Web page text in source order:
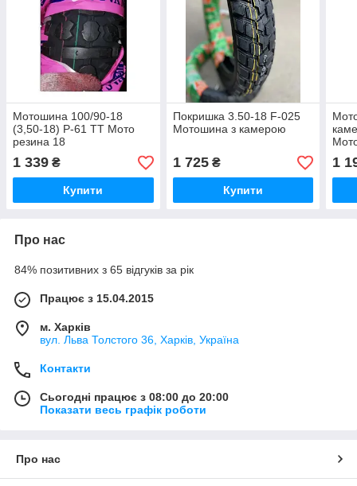
Мотошина 100/90-18
(3,50-18) P-61 TT Мото
резина 18
1 339 ₴
Купити
Покришка 3.50-18 F-025
Мотошина з камерою
1 725₴
Купити
1
Про нас
84% позитивних з 65 відгуків за рік
Працює з 15.04.2015
м. Харків
вул. Льва Толстого 36, Харків, Україна
Контакти
Сьогодні працює з 08:00 до 20:00
Показати весь графік роботи
Про нас